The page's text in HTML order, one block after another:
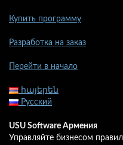
Купить программу
Разработка на заказ
Перейти в начало
հայերեն
Русский
USU Software Армения
Управляйте бизнесом